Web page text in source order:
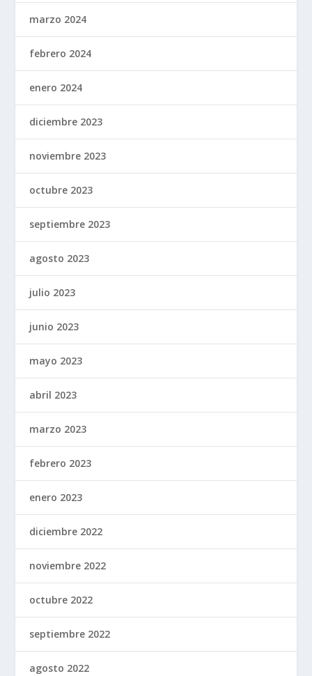
marzo 2024
febrero 2024
enero 2024
diciembre 2023
noviembre 2023
octubre 2023
septiembre 2023
agosto 2023
julio 2023
junio 2023
mayo 2023
abril 2023
marzo 2023
febrero 2023
enero 2023
diciembre 2022
noviembre 2022
octubre 2022
septiembre 2022
agosto 2022